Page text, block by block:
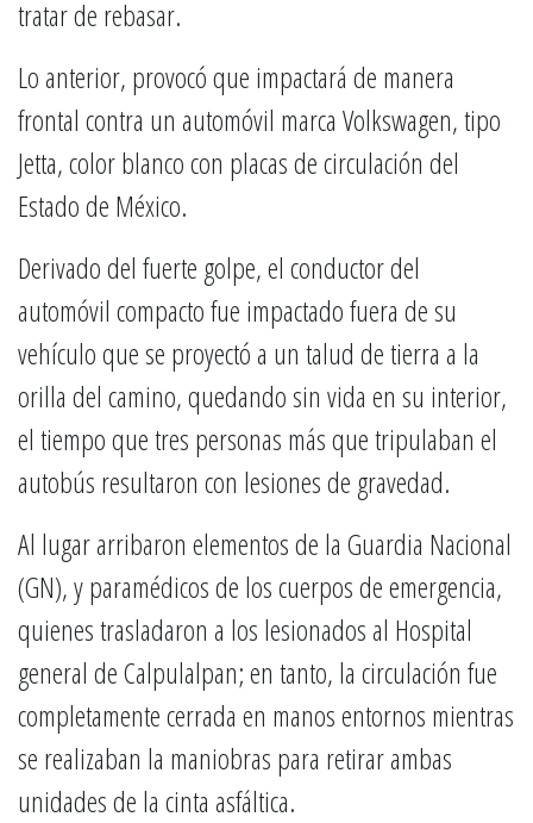
tratar de rebasar.
Lo anterior, provocó que impactará de manera
frontal contra un automóvil marca Volkswagen, tipo
Jetta, color blanco con placas de circulación del
Estado de México.
Derivado del fuerte golpe, el conductor del
automóvil compacto fue impactado fuera de su
vehículo que se proyectó a un talud de tierra a la
orilla del camino, quedando sin vida en su interior,
el tiempo que tres personas más que tripulaban el
autobús resultaron con lesiones de gravedad.
Al lugar arribaron elementos de la Guardia Nacional
(GN), y paramédicos de los cuerpos de emergencia,
quienes trasladaron a los lesionados al Hospital
general de Calpulalpan; en tanto, la circulación fue
completamente cerrada en manos entornos mientras
se realizaban la maniobras para retirar ambas
unidades de la cinta asfáltica.